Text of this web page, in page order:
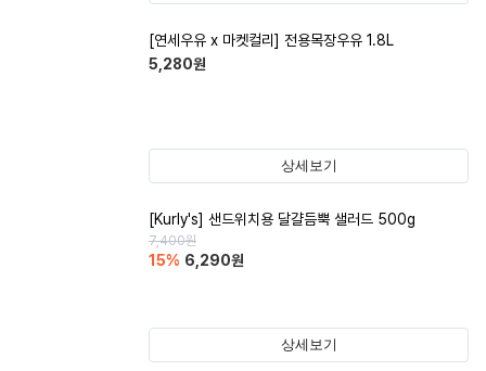
[연세우유 x 마켓컬리] 전용목장우유 1.8L
5,280원
상세보기
[Kurly's] 샌드위치용 달걀듬뿍 샐러드 500g
7,400원
15% 6,290원
상세보기